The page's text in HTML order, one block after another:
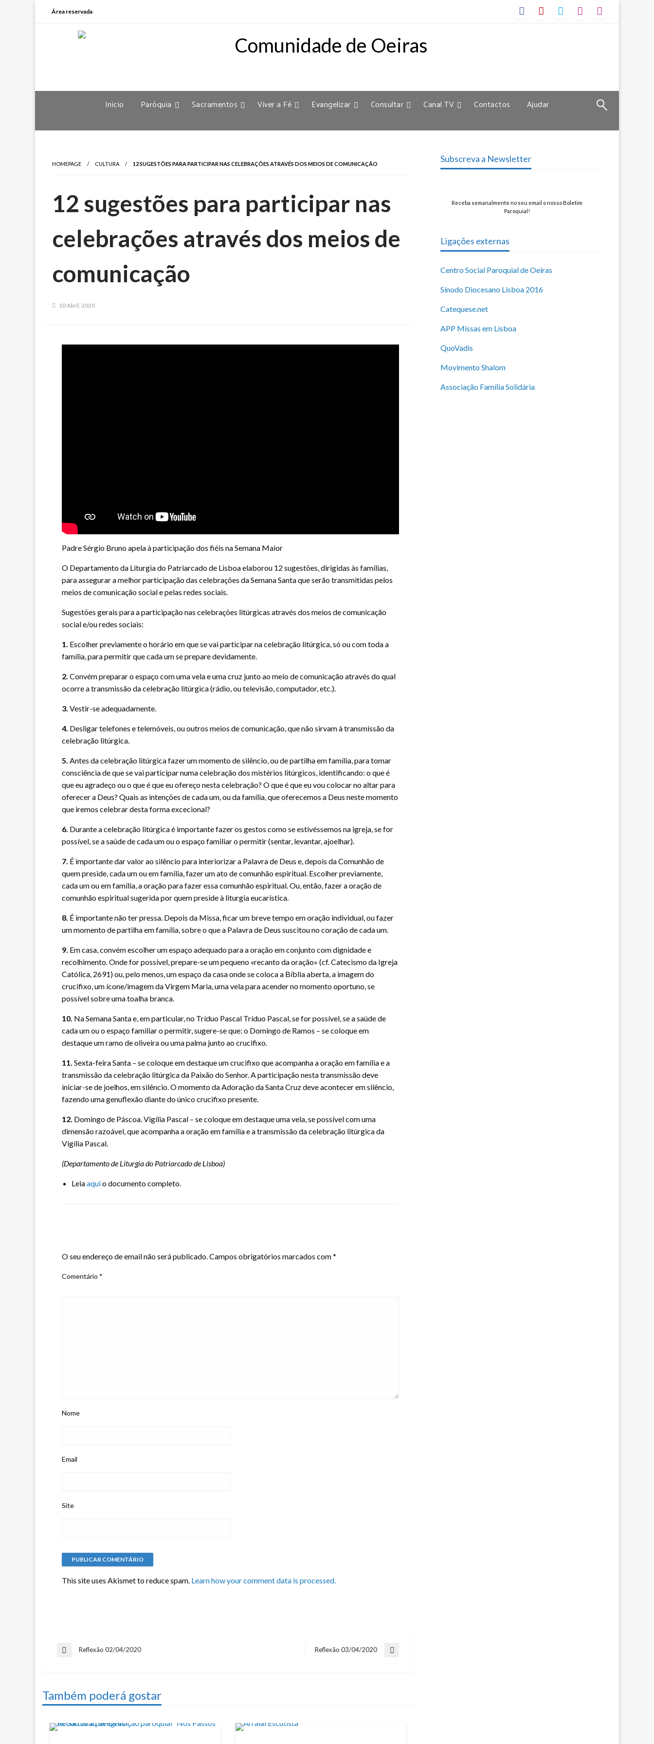
Área reservada
Inicio Paróquia Sacramentos Viver a Fé Evangelizar Consultar Canal TV Contactos Ajudar
HOMEPAGE CULTURA 12 SUGESTÕES PARA PARTICIPAR NAS CELEBRAÇÕES ATRAVÉS DOS MEIOS DE COMUNICAÇÃO
12 sugestões para participar nas
celebrações através dos meios de
comunicação
10 Abril, 2020
Padre Sérgio Bruno apela à participação dos fiéis na Semana Maior
O Departamento da Liturgia do Patriarcado de Lisboa elaborou 12 sugestões, dirigidas às famílias,
para assegurar a melhor participação das celebrações da Semana Santa que serão transmitidas pelos
meios de comunicação social e pelas redes sociais.
Sugestões gerais para a participação nas celebrações litúrgicas através dos meios de comunicação
social e/ou redes sociais:
1. Escolher previamente o horário em que se vai participar na celebração litúrgica, só ou com toda a
família, para permitir que cada um se prepare devidamente.
2. Convém preparar o espaço com uma vela e uma cruz junto ao meio de comunicação através do qual
ocorre a transmissão da celebração litúrgica (rádio, ou televisão, computador, etc.).
3. Vestir-se adequadamente.
4. Desligar telefones e telemóveis, ou outros meios de comunicação, que não sirvam à transmissão da
celebração litúrgica.
5. Antes da celebração litúrgica fazer um momento de silêncio, ou de partilha em família, para tomar
consciência de que se vai participar numa celebração dos mistérios litúrgicos, identificando: o que é
que eu agradeço ou o que é que eu ofereço nesta celebração? O que é que eu vou colocar no altar para
oferecer a Deus? Quais as intenções de cada um, ou da família, que oferecemos a Deus neste momento
que iremos celebrar desta forma excecional?
6. Durante a celebração litúrgica é importante fazer os gestos como se estivéssemos na igreja, se for
possível, se a saúde de cada um ou o espaço familiar o permitir (sentar, levantar, ajoelhar).
7. É importante dar valor ao silêncio para interiorizar a Palavra de Deus e, depois da Comunhão de
quem preside, cada um ou em família, fazer um ato de comunhão espiritual. Escolher previamente,
cada um ou em família, a oração para fazer essa comunhão espiritual. Ou, então, fazer a oração de
comunhão espiritual sugerida por quem preside à liturgia eucarística.
8. É importante não ter pressa. Depois da Missa, ficar um breve tempo em oração individual, ou fazer
um momento de partilha em família, sobre o que a Palavra de Deus suscitou no coração de cada um.
9. Em casa, convém escolher um espaço adequado para a oração em conjunto com dignidade e
recolhimento. Onde for possível, prepare-se um pequeno «recanto da oração» (cf. Catecismo da Igreja
Católica, 2691) ou, pelo menos, um espaço da casa onde se coloca a Bíblia aberta, a imagem do
crucifixo, um ícone/imagem da Virgem Maria, uma vela para acender no momento oportuno, se
possível sobre uma toalha branca.
10. Na Semana Santa e, em particular, no Tríduo Pascal Tríduo Pascal, se for possível, se a saúde de
cada um ou o espaço familiar o permitir, sugere-se que: o Domingo de Ramos – se coloque em
destaque um ramo de oliveira ou uma palma junto ao crucifixo.
11. Sexta-feira Santa – se coloque em destaque um crucifixo que acompanha a oração em família e a
transmissão da celebração litúrgica da Paixão do Senhor. A participação nesta transmissão deve
iniciar-se de joelhos, em silêncio. O momento da Adoração da Santa Cruz deve acontecer em silêncio,
fazendo uma genuflexão diante do único crucifixo presente.
12. Domingo de Páscoa. Vigília Pascal – se coloque em destaque uma vela, se possível com uma
dimensão razoável, que acompanha a oração em família e a transmissão da celebração litúrgica da
Vigília Pascal.
(Departamento de Liturgia do Patriarcado de Lisboa)
Leiaaquio documento completo.
O seu endereço de email não será publicado.Campos obrigatórios marcados com*
Comentário *
Nome
Email
Site
This site uses Akismet to reduce spam. Learn how your comment data is processed.
Navegação
de
PreviousReflexão 02/04/2020
Next
Reflexão 03/04/2020
Também poderá gostar
Subscreva a Newsletter
Receba semanalmente no seu email o nosso Boletim
Paroquial!
Ligações externas
Centro Social Paroquial de Oeiras
Sínodo Diocesano Lisboa 2016
Catequese.net
APP Missas em Lisboa
QuoVadis
Movimento Shalom
Associação Família Solidária